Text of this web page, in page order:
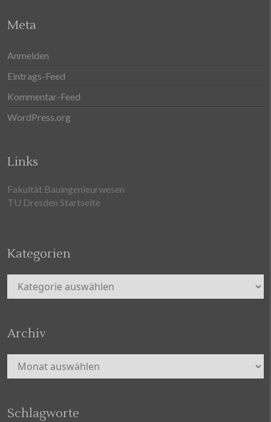
Meta
Anmelden
Eintrags-Feed
Kommentar-Feed
WordPress.org
Links
Fakultät Bauingenieurwesen
TU Dresden Startseite
Kategorien
Kategorien
Archiv
Archiv
Schlagworte